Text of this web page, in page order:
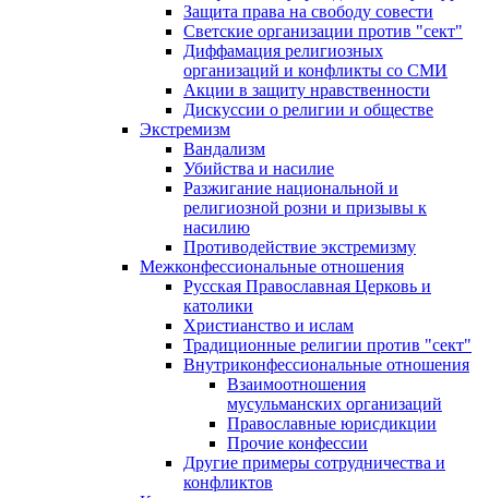
Защита права на свободу совести
Светские организации против "сект"
Диффамация религиозных
организаций и конфликты со СМИ
Акции в защиту нравственности
Дискуссии о религии и обществе
Экстремизм
Вандализм
Убийства и насилие
Разжигание национальной и
религиозной розни и призывы к
насилию
Противодействие экстремизму
Межконфессиональные отношения
Русская Православная Церковь и
католики
Христианство и ислам
Традиционные религии против "сект"
Внутриконфессиональные отношения
Взаимоотношения
мусульманских организаций
Православные юрисдикции
Прочие конфессии
Другие примеры сотрудничества и
конфликтов